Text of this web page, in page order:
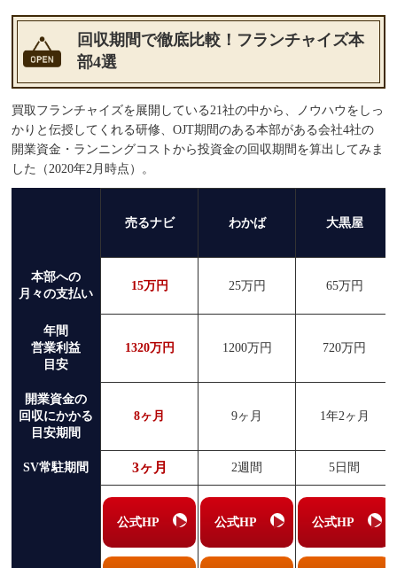
回収期間で徹底比較！フランチャイズ本
部4選
買取フランチャイズを展開している21社の中から、ノウハウをしっ
かりと伝授してくれる研修、OJT期間のある本部がある会社4社の
開業資金・ランニングコストから投資金の回収期間を算出してみま
した（2020年2月時点）。
売るナビ わかば 大黒屋
本部への
月々の支払い
15万円 25万円 65万円
年間
営業利益
目安
1320万円 1200万円 720万円
開業資金の
回収にかかる
目安期間
8ヶ月 9ヶ月 1年2ヶ月
SV常駐期間 3ヶ月 2週間 5日間
公式HP 公式HP 公式HP